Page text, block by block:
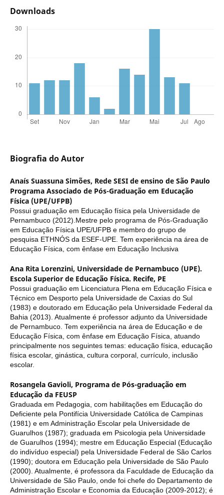
Downloads
Biografia do Autor
Anaís Suassuna Simões, Rede SESI de ensino de São Paulo
Programa Associado de Pós-Graduação em Educação
Física (UPE/UFPB)
Possui graduação em Educação física pela Universidade de
Pernambuco (2012).Mestre pelo programa de Pós-Graduação
em Educação Física UPE/UFPB e membro do grupo de
pesquisa ETHNÓS da ESEF-UPE. Tem experiência na área de
Educação Física, com ênfase em Educação Inclusiva
Ana Rita Lorenzini, Universidade de Pernambuco (UPE).
Escola Superior de Educação Física. Recife, PE
Possui graduação em Licenciatura Plena em Educação Física e
Técnico em Desporto pela Universidade de Caxias do Sul
(1983) e doutorado em Educação pela Universidade Federal da
Bahia (2013). Atualmente é professor adjunto da Universidade
de Pernambuco. Tem experiência na área de Educação e de
Educação Física, com ênfase em Educação Física, atuando
principalmente nos seguintes temas: educação física, educação
física escolar, ginástica, cultura corporal, currículo, inclusão
escolar.
Rosangela Gavioli, Programa de Pós-graduação em
Educação da FEUSP
Graduada em Pedagogia, com habilitações em Educação do
Deficiente pela Pontifícia Universidade Católica de Campinas
(1981) e em Administração Escolar pela Universidade de
Guarulhos (1987); graduada em Psicologia pela Universidade
de Guarulhos (1994); mestre em Educação Especial (Educação
do indivíduo especial) pela Universidade Federal de São Carlos
(1990); doutora em Educação pela Universidade de São Paulo
(2000). Atualmente, é professora da Faculdade de Educação da
Universidade de São Paulo, onde foi chefe do Departamento de
Administração Escolar e Economia da Educação (2009-2012); é